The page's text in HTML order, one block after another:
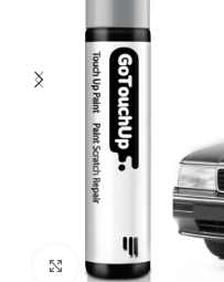
Cliquez pour agrandir